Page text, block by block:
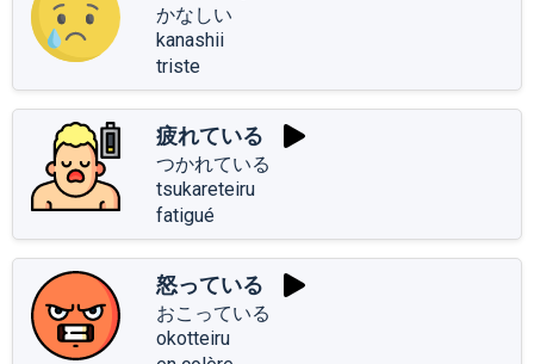
かなしい
kanashii
triste
疲れている
つかれている
tsukareteiru
fatigué
怒っている
おこっている
okotteiru